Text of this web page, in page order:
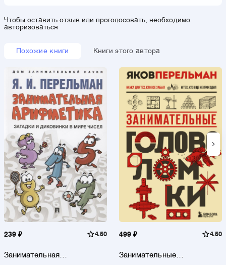
Чтобы оставить отзыв или проголосовать, необходимо
авторизоваться
Похожие книги Книги этого автора
239 ₽ 4.50
Занимательная
499 ₽ 4.50
Занимательные